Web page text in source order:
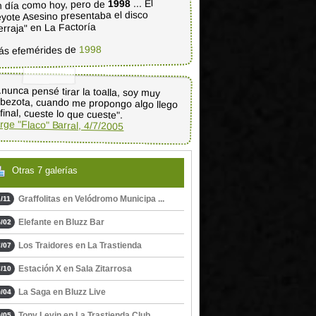
día como hoy, pero de 1998 ... El
Asesino presentaba el disco
en La Factoría
efemérides de 1998
pensé tirar la toalla, soy muy
cuando me propongo algo llego
cueste lo que cueste".
"Flaco" Barral, 4/7/2005
Otras 7 galerías
11 Graffolitas en Velódromo Municipa ...
02 Elefante en Bluzz Bar
07 Los Traidores en La Trastienda
10 Estación X en Sala Zitarrosa
04 La Saga en Bluzz Live